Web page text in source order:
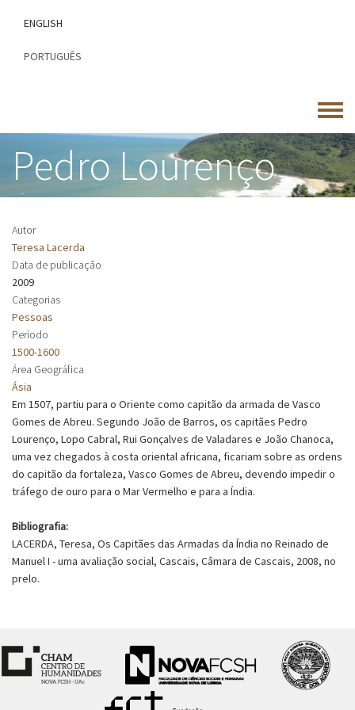
conteúdo
ENGLISH
PORTUGUÊS
Toggle
menu
Pedro Lourenço
Autor
Teresa Lacerda
Data de publicação
2009
Categorias
Pessoas
Período
1500-1600
Área Geográfica
Ásia
Em 1507, partiu para o Oriente como capitão da armada de Vasco
Gomes de Abreu. Segundo João de Barros, os capitães Pedro
Lourenço, Lopo Cabral, Rui Gonçalves de Valadares e João Chanoca,
uma vez chegados à costa oriental africana, ficariam sobre as ordens
do capitão da fortaleza, Vasco Gomes de Abreu, devendo impedir o
tráfego de ouro para o Mar Vermelho e para a Índia.
Bibliografia:
LACERDA, Teresa, Os Capitães das Armadas da Índia no Reinado de
Manuel I - uma avaliação social, Cascais, Câmara de Cascais, 2008, no
prelo.